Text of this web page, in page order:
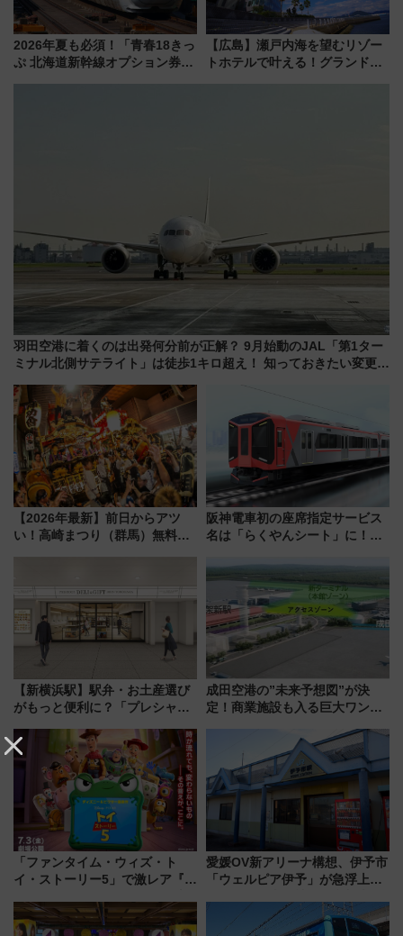
2026年夏も必須！「青春18きっ
ぷ 北海道新幹線オプション券」
【広島】瀬戸内海を望むリゾー
トホテルで叶える！グランドプ
羽田空港に着くのは出発何分前が正解？ 9月始動のJAL「第1ター
ミナル北側サテライト」は徒歩1キロ超え！ 知っておきたい変更点
【2026年最新】前日からアツ
い！高崎まつり（群馬）無料観
阪神電車初の座席指定サービス
名は「らくやんシート」に！新
を快適移動
【新横浜駅】駅弁・お土産選び
がもっと便利に？「プレシャス
ン 場所や営業時間・限定弁当
を紹介
成田空港の”未来予想図”が決
定！商業施設も入る巨大ワンタ
で新型特急が品川･羽田とを結
ぶ！ JR空港駅は2面3線化！
「ファンタイム・ウィズ・ト
イ・ストーリー5」で激レア『ロ
デコレーションも徹底解説
愛媛OV新アリーナ構想、伊予市
「ウェルピア伊予」が急浮上！
で探る鉄道アクセスの未来